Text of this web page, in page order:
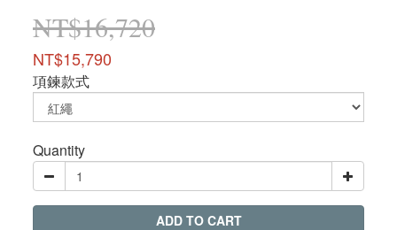
NT$16,720
NT$15,790
項鍊款式
Quantity
ADD TO CART